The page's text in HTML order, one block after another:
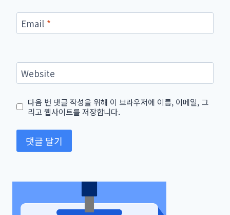
Email *
Website
다음 번 댓글 작성을 위해 이 브라우저에 이름, 이메일, 그
리고 웹사이트를 저장합니다.